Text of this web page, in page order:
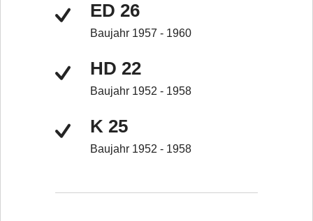
ED 26
Baujahr 1957 - 1960
HD 22
Baujahr 1952 - 1958
K 25
Baujahr 1952 - 1958